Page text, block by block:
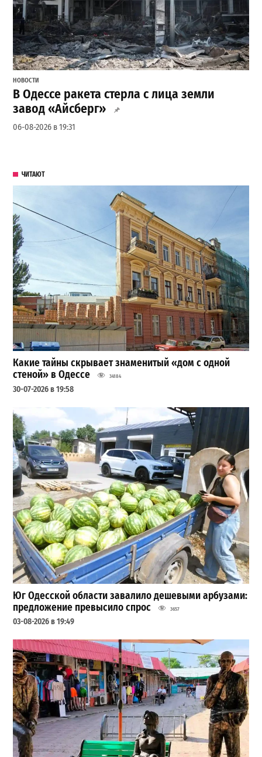
НОВОСТИ
В Одессе ракета стерла с лица земли
завод «Айсберг»
06-08-2026 в 19:31
ЧИТАЮТ
Какие тайны скрывает знаменитый «дом с одной
стеной» в Одессе
34184
30-07-2026 в 19:58
Юг Одесской области завалило дешевыми арбузами:
предложение превысило спрос
3657
03-08-2026 в 19:49